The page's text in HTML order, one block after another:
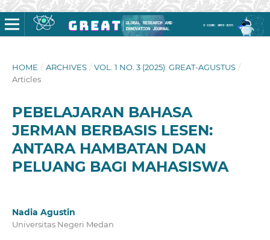
HOME / ARCHIVES / VOL. 1 NO. 3 (2025): GREAT-AGUSTUS /
Articles
PEBELAJARAN BAHASA
JERMAN BERBASIS LESEN:
ANTARA HAMBATAN DAN
PELUANG BAGI MAHASISWA
Nadia Agustin
Universitas Negeri Medan